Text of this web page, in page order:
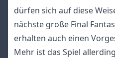
dürfen sich auf diese
nächste große Final
erhalten auch einen
Mehr ist das Spiel